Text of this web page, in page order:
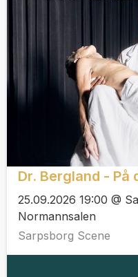
Dr. Bergland - På
25.09.2026 19:00 @
Normannsalen
Sarpsborg Scene